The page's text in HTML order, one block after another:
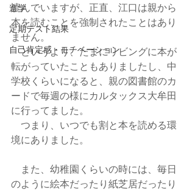
進学
定期テスト結果
自己肯定感・モチベーション
読んでいますが、正直、江口は親から
本を読むことを強制されたことはあり
ません。
というより、たまにリビングに本が
転がっていたこともありましたし、中
学校くらいになると、親の図書館のカ
ードで毎週の様にカルタックス大牟田
に行ってました。
つまり、いつでも割と本を読める環
境にありました。
また、幼稚園くらいの時には、毎日
のように絵本だったり紙芝居だったり